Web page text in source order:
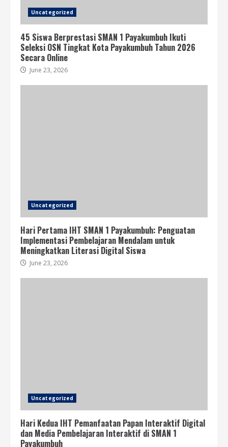
Uncategorized
45 Siswa Berprestasi SMAN 1 Payakumbuh Ikuti
Seleksi OSN Tingkat Kota Payakumbuh Tahun 2026
Secara Online
June 23, 2026
Uncategorized
Hari Pertama IHT SMAN 1 Payakumbuh: Penguatan
Implementasi Pembelajaran Mendalam untuk
Meningkatkan Literasi Digital Siswa
June 23, 2026
Uncategorized
Hari Kedua IHT Pemanfaatan Papan Interaktif Digital
dan Media Pembelajaran Interaktif di SMAN 1
Payakumbuh